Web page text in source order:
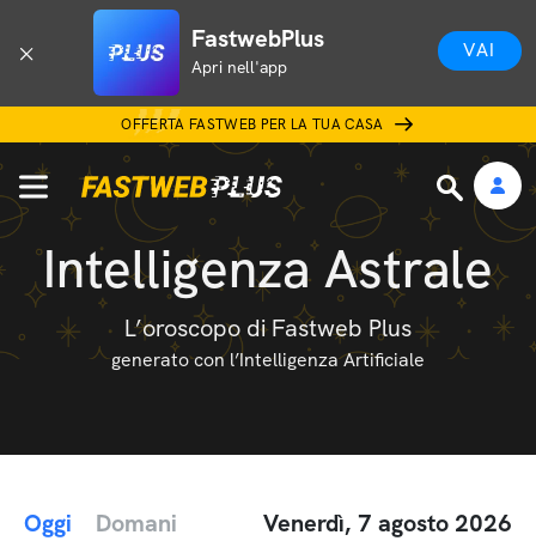
FastwebPlus
Apri nell'app
VAI
OFFERTA FASTWEB PER LA TUA CASA
Intelligenza Astrale
L’oroscopo di Fastweb Plus
generato con l’Intelligenza Artificiale
Oggi Domani Venerdì, 7 agosto 2026